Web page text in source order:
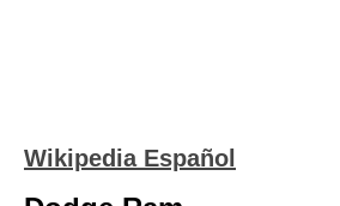
Wikipedia Español